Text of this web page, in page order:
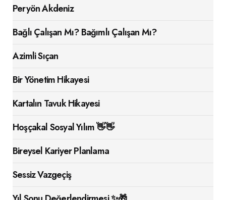
Peryön Akdeniz
Bağlı Çalışan Mı? Bağımlı Çalışan Mı?
Azimli Sıçan
Bir Yönetim Hikayesi
Kartalın Tavuk Hikayesi
Hoşçakal Sosyal Yılım 👋👋
Bireysel Kariyer Planlama
Sessiz Vazgeçiş